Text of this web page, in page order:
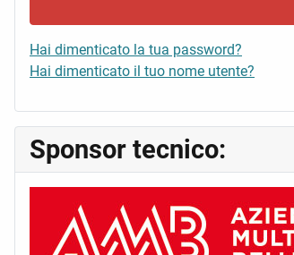
Hai dimenticato la tua password?
Hai dimenticato il tuo nome utente?
Sponsor tecnico: